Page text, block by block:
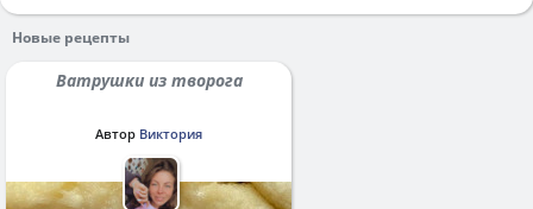
Новые рецепты
Ватрушки из творога
Автор Виктория